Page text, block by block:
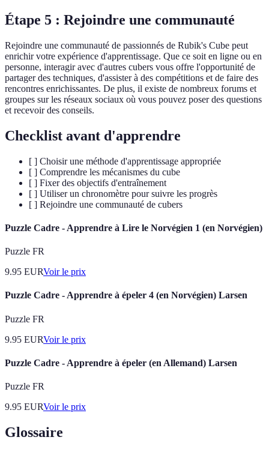
Étape 5 : Rejoindre une communauté
Rejoindre une communauté de passionnés de Rubik's Cube peut
enrichir votre expérience d'apprentissage. Que ce soit en ligne ou en
personne, interagir avec d'autres cubers vous offre l'opportunité de
partager des techniques, d'assister à des compétitions et de faire des
rencontres enrichissantes. De plus, il existe de nombreux forums et
groupes sur les réseaux sociaux où vous pouvez poser des questions
et recevoir des conseils.
Checklist avant d'apprendre
[ ] Choisir une méthode d'apprentissage appropriée
[ ] Comprendre les mécanismes du cube
[ ] Fixer des objectifs d'entraînement
[ ] Utiliser un chronomètre pour suivre les progrès
[ ] Rejoindre une communauté de cubers
Puzzle Cadre - Apprendre à Lire le Norvégien 1 (en Norvégien)
Puzzle FR
9.95 EURVoir le prix
Puzzle Cadre - Apprendre à épeler 4 (en Norvégien) Larsen
Puzzle FR
9.95 EURVoir le prix
Puzzle Cadre - Apprendre à épeler (en Allemand) Larsen
Puzzle FR
9.95 EURVoir le prix
Glossaire